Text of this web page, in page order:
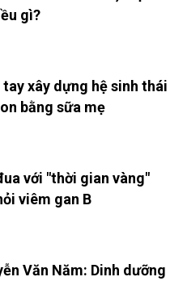
gì?
tay xây dựng hệ sinh thái
bằng sữa mẹ
với "thời gian vàng"
viêm gan B
Văn Năm: Dinh dưỡng